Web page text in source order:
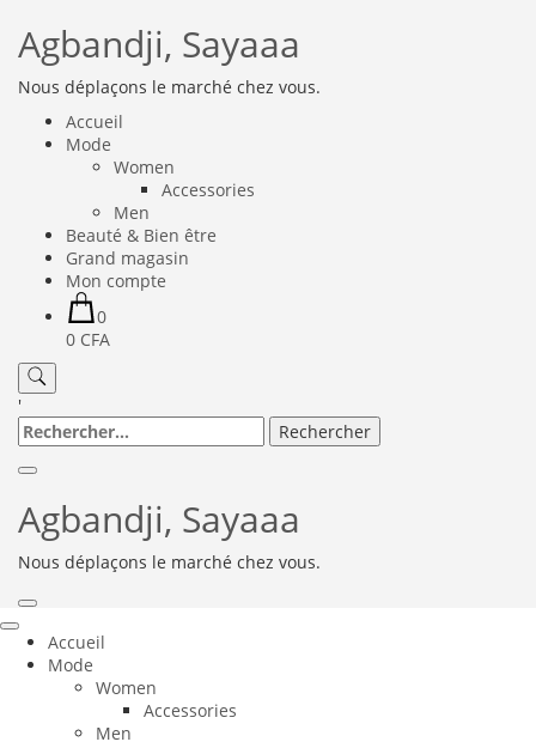
Agbandji, Sayaaa
Nous déplaçons le marché chez vous.
Accueil
Mode
Women
Accessories
Men
Beauté & Bien être
Grand magasin
Mon compte
0
0 CFA
'
Agbandji, Sayaaa
Nous déplaçons le marché chez vous.
Accueil
Mode
Women
Accessories
Men